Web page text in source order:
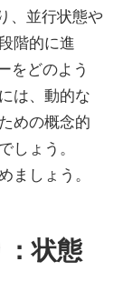
、並行状態や
階的に進
をどのよう
は、動的な
めの概念的
しょう。
ましょう。
状態